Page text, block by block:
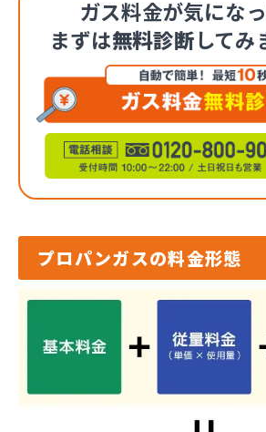
ガス料金が気になっ
まずは無料診断してみ
プロパンガスの料金形態